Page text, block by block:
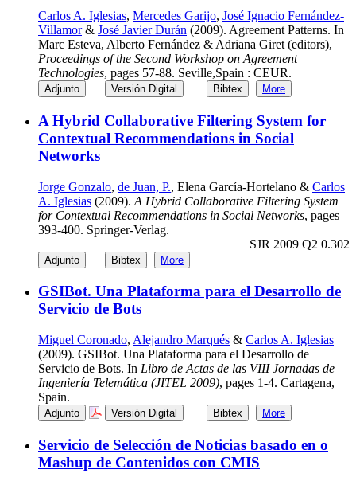
Carlos A. Iglesias, Mercedes Garijo, José Ignacio Fernández-
Villamor& José Javier Durán (2009). Agreement Patterns. In
Marc Esteva, Alberto Fernández & Adriana Giret (editors),
Proceedings of the Second Workshop on Agreement
Technologies, pages 57-88. Seville,Spain : CEUR.
Adjunto Versión Digital Bibtex More
A Hybrid Collaborative Filtering System for
Contextual Recommendations in Social
Networks
Jorge Gonzalo, de Juan, P., Elena García-Hortelano & Carlos
A. Iglesias (2009). A Hybrid Collaborative Filtering System
for Contextual Recommendations in Social Networks, pages
393-400. Springer-Verlag.
SJR 2009 Q2 0.302
Adjunto Bibtex More
GSIBot. Una Plataforma para el Desarrollo de
Servicio de Bots
Miguel Coronado, Alejandro Marqués & Carlos A. Iglesias
(2009). GSIBot. Una Plataforma para el Desarrollo de
Servicio de Bots. In Libro de Actas de las VIII Jornadas de
Ingeniería Telemática (JITEL 2009), pages 1-4. Cartagena,
Spain.
Adjunto Versión Digital Bibtex More
Servicio de Selección de Noticias basado en o
Mashup de Contenidos con CMIS